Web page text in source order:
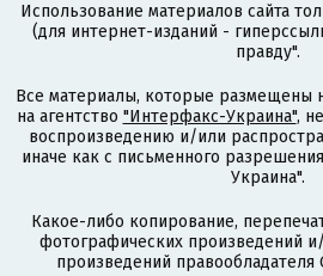
Использование материалов сайта
(для интернет-изданий -
правду".
Все материалы, которые размещены
на агентство "Интерфакс-Украина",
воспроизведению и/или
иначе как с письменного
Украина".
Какое-либо копирование,
фотографических произведений
произведений правообладателя